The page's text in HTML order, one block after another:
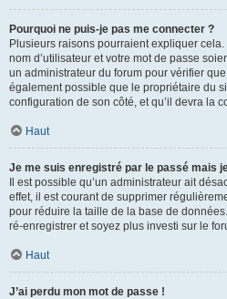
Pourquoi ne puis-je pas me connecter ?
Plusieurs raisons pourraient expliquer
nom d’utilisateur et votre mot de passe
un administrateur du forum pour vérifier
également possible que le propriétaire du
configuration de son côté, et qu’il devra la
Haut
Je me suis enregistré par le passé mais
Il est possible qu’un administrateur ait
effet, il est courant de supprimer
pour réduire la taille de la base de
ré-enregistrer et soyez plus investi sur le
Haut
J’ai perdu mon mot de passe !